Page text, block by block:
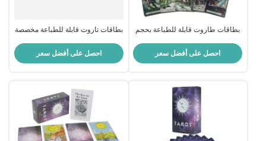
بطاقات طاروت قابلة للطباعة بحجم
احصل على أفضل سعر
بطاقات تاروت قابلة للطباعة مخصصة
كاملة CMYK وحجم مخصصاحصل على أفضل سعر